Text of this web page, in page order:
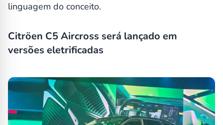
linguagem do conceito.
Citröen C5 Aircross será lançado em
versões eletrificadas